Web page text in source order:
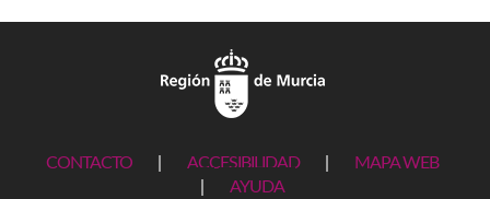
CONTACTO ACCESIBILIDAD
MAPA WEB
AYUDA